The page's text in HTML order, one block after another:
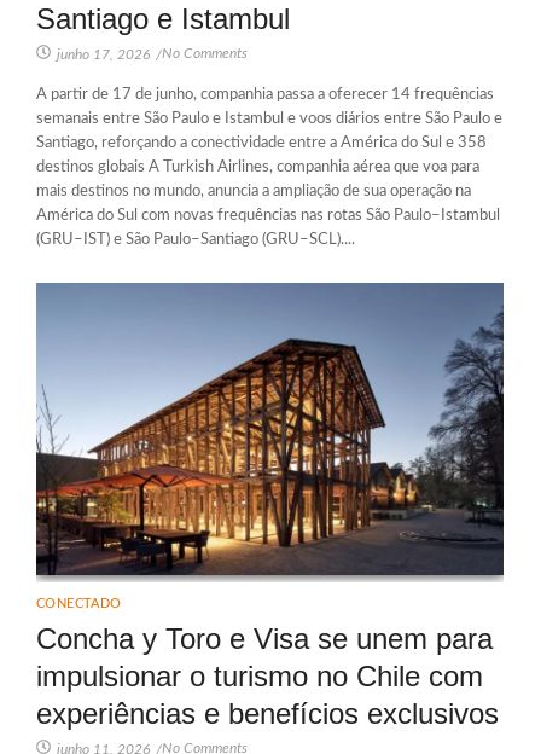
Santiago e Istambul
junho 17, 2026 /No Comments
A partir de 17 de junho, companhia passa a oferecer 14 frequências
semanais entre São Paulo e Istambul e voos diários entre São Paulo e
Santiago, reforçando a conectividade entre a América do Sul e 358
destinos globais A Turkish Airlines, companhia aérea que voa para
mais destinos no mundo, anuncia a ampliação de sua operação na
América do Sul com novas frequências nas rotas São Paulo–Istambul
(GRU–IST) e São Paulo–Santiago (GRU–SCL)....
CONECTADO
Concha y Toro e Visa se unem para
impulsionar o turismo no Chile com
experiências e benefícios exclusivos
junho 11, 2026 /No Comments